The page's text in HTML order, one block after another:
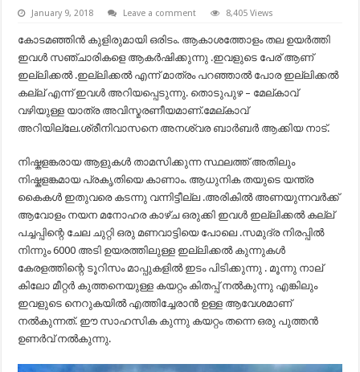
January 9, 2018 Leave a comment 8,405 Views
കോടമഞ്ഞിന്‍ കുളിരുമായി ഒരിടം. ആകാശത്തോളം തല ഉയര്‍ത്തി
ഇവള്‍ സഞ്ചാരികളെ ആകര്‍ഷിക്കുന്നു .ഇവളുടെ പേര് ആണ്
ഇല്ലിക്കല്‍ .ഇല്ലിക്കല്‍ എന്ന് മാത്രം പറഞ്ഞാല്‍ പോര ഇല്ലിക്കല്‍
കല്ല്‌ എന്ന് ഇവള്‍ അറിയപ്പെടുന്നു. തൊടുപുഴ – മേല്കാവ്
വഴിയുള്ള യാത്ര അവിസ്മരണീയമാണ്.മേല്കാവ്
അറിയില്ലേ.ശ്രീനിവാസനെ അനശ്വര ബാര്‍ബര്‍ ആക്കിയ നാട്.
നിഷ്കളങ്കരായ ആളുകള്‍ താമസിക്കുന്ന സ്ഥലത്ത് അതിലും
നിഷ്കളങ്കമായ പ്രകൃതിയെ കാണാം. ആധുനിക തയുടെ യന്ത്ര
കൈകള്‍ ഇതുവരെ കടന്നു വന്നിട്ടീല്ല .അരികില്‍ അണയുന്നവര്‍ക്ക്
ആവോളം നയന മനോഹര കാഴ്ച ഒരുക്കി ഇവള്‍ ഇല്ലിക്കല്‍ കല്ല്‌
പച്ചപ്പിന്റെ ചേല ചുറ്റി ഒരു മണവാട്ടിയെ പോലെ .സമുദ്ര നിരപ്പില്‍
നിന്നും 6000 അടി ഉയരത്തിലുള്ള ഇല്ലിക്കല്‍ കുന്നുകള്‍
കേരളത്തിന്റെ ടൂറിസം മാപ്പുകളില്‍ ഇടം പിടിക്കുന്നു . മൂന്നു നാല്
കിലോ മീറ്റര്‍ കുത്തനെയുള്ള കയറ്റം കിതപ്പ് നല്‍കുന്നു എങ്കിലും
ഇവളുടെ നെറുകയില്‍ എത്തിച്ചേരാന്‍ ഉള്ള ആവേശമാണ്
നല്‍കുന്നത്. ഈ സാഹസിക കുന്നു കയറ്റം തന്നെ ഒരു പുത്തന്‍
ഉണര്‍വ് നല്‍കുന്നു.